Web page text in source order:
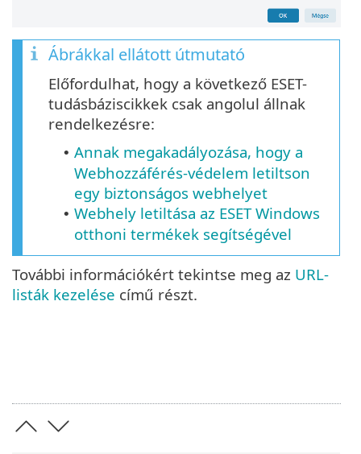
Ábrákkal ellátott útmutató
Előfordulhat, hogy a következő ESET-
tudásbáziscikkek csak angolul állnak
rendelkezésre:
• Annak megakadályozása, hogy a
Webhozzáférés-védelem letiltson
egy biztonságos webhelyet
• Webhely letiltása az ESET Windows
otthoni termékek segítségével
További információkért tekintse meg az URL-
listák kezelése című részt.